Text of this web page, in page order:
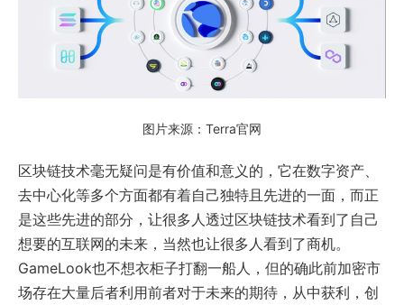
图片来源：Terra官网
区块链技术毫无疑问是有价值和意义的，它在数字资产、
去中心化等多个方面都有着自己独特且先进的一面，而正
是这些先进的部分，让很多人透过区块链技术看到了自己
想要的互联网的未来，当然也让很多人看到了商机。
GameLook也不想衣柜子打翻一船人，但的确此前加密市
场存在大量后者利用前者对于未来的期待，从中获利，创